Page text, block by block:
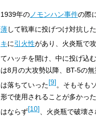
1939年のノモンハン事件の際
薄して戦車に投げつけ対抗した
キに引火性があり、火炎瓶で
てハッチを開け、中に投げ込
は8月の大攻勢以降、BT-5の
は落ちていった[9]。そもそも
形で使用されることが多かっ
はならず[10] 、火炎瓶で破壊